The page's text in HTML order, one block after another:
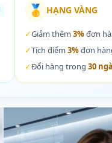
🥇 HẠNG VÀNG
✓Giảm thêm 3%đơn
✓Tích điểm 3%đơn
✓Đổi hàng trong 30